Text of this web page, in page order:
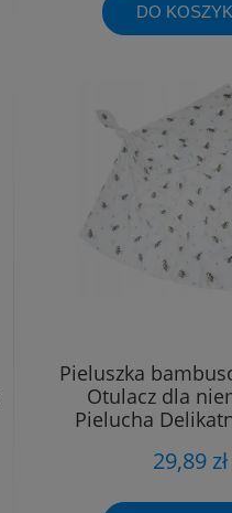
DO
Pieluszka
Otulacz dla
Pielucha
29,89 zł